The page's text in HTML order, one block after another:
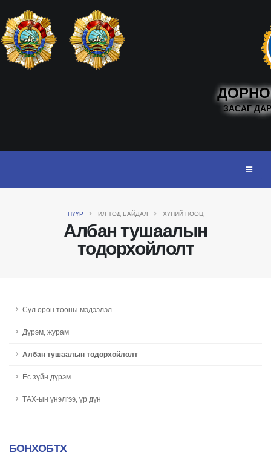
ЗАСАГ
НҮҮР ИЛ ТОД БАЙДАЛ ХҮНИЙ НӨӨЦ
Албан тушаалын
тодорхойлолт
Сул орон тооны мэдээлэл
Дүрэм, журам
Албан тушаалын тодорхойлолт
Ёс зүйн дүрэм
ТАХ-ын үнэлгээ, үр дүн
БОНХОБТХ